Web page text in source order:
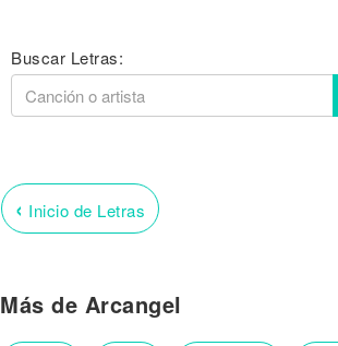
Buscar Letras:
‹ Inicio de Letras
Más de Arcangel